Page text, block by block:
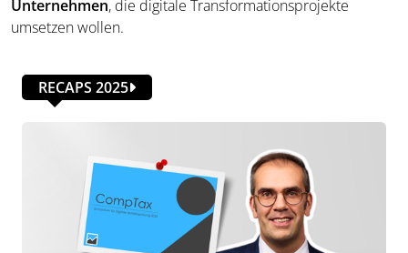
Unternehmen, die digitale Transformationsprojekte
umsetzen wollen.
RECAPS 2025